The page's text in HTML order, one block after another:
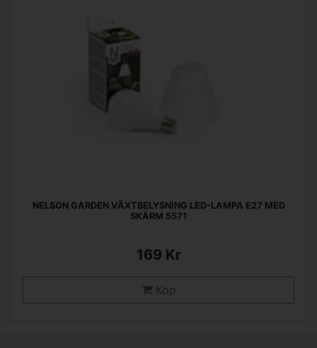
NELSON GARDEN VÄXTBELYSNING LED-LAMPA E27 MED
SKÄRM 5571
169 Kr
Köp